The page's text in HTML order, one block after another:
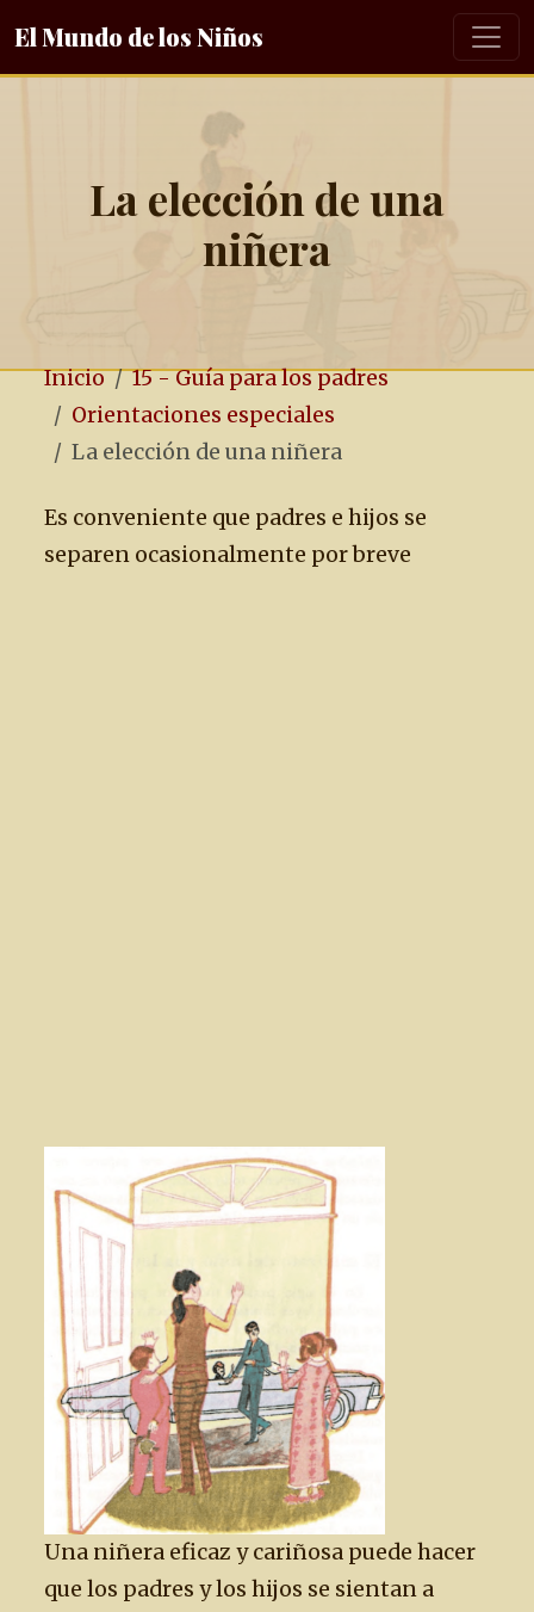
El Mundo de los Niños
La elección de una
niñera
Inicio
15 - Guía para los padres
Orientaciones especiales
La elección de una niñera
Es conveniente que padres e hijos se
separen ocasionalmente por breve
Una niñera eficaz y cariñosa puede hacer
que los padres y los hijos se sientan a